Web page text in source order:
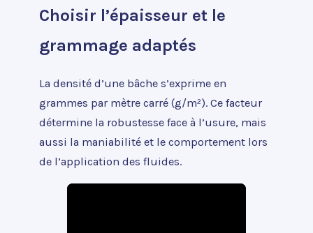
Choisir l’épaisseur et le
grammage adaptés
La densité d’une bâche s’exprime en
grammes par mètre carré (g/m²). Ce facteur
détermine la robustesse face à l’usure, mais
aussi la maniabilité et le comportement lors
de l’application des fluides.